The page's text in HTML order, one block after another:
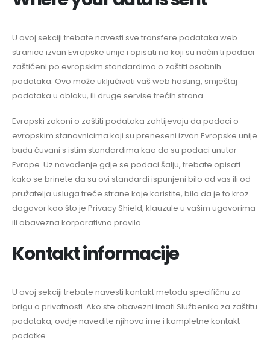
U ovoj sekciji trebate navesti sve transfere podataka web
stranice izvan Evropske unije i opisati na koji su način ti podaci
zaštićeni po evropskim standardima o zaštiti osobnih
podataka. Ovo može uključivati vaš web hosting, smještaj
podataka u oblaku, ili druge servise trećih strana.
Evropski zakoni o zaštiti podataka zahtijevaju da podaci o
evropskim stanovnicima koji su preneseni izvan Evropske unije
budu čuvani s istim standardima kao da su podaci unutar
Evrope. Uz navođenje gdje se podaci šalju, trebate opisati
kako se brinete da su ovi standardi ispunjeni bilo od vas ili od
pružatelja usluga treće strane koje koristite, bilo da je to kroz
dogovor kao što je Privacy Shield, klauzule u vašim ugovorima
ili obavezna korporativna pravila.
Kontakt informacije
U ovoj sekciji trebate navesti kontakt metodu specifičnu za
brigu o privatnosti. Ako ste obavezni imati Službenika za zaštitu
podataka, ovdje navedite njihovo ime i kompletne kontakt
podatke.